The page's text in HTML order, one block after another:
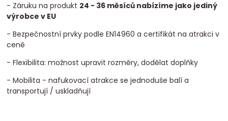
- Záruku na produkt 24 - 36 měsíců nabízíme jako jediný
výrobce v EU
- Bezpečnostní prvky podle EN14960 a certifikát na atrakci v
ceně
- Flexibilita: možnost upravit rozměry, dodělat doplňky
- Mobilita - nafukovací atrakce se jednoduše balí a
transportují / uskladňují